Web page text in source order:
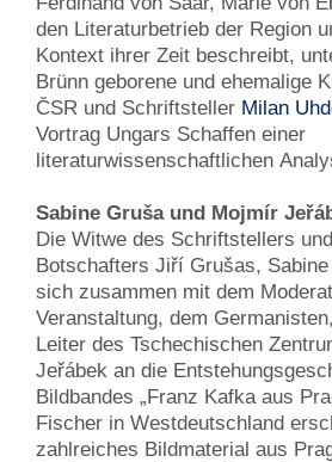
den Literaturbetrieb der Region
Kontext ihrer Zeit beschreibt,
Brünn geborene und ehemalige
ČSR und Schriftsteller Milan
Vortrag Ungars Schaffen einer
literaturwissenschaftlichen
Sabine Gruša und Mojmír
Die Witwe des Schriftstellers
Botschafters Jiří Grušas,
sich zusammen mit dem
Veranstaltung, dem
Leiter des Tschechischen
Jeřábek an die
Bildbandes „Franz Kafka aus
Fischer in Westdeutschland
zahlreiches Bildmaterial aus